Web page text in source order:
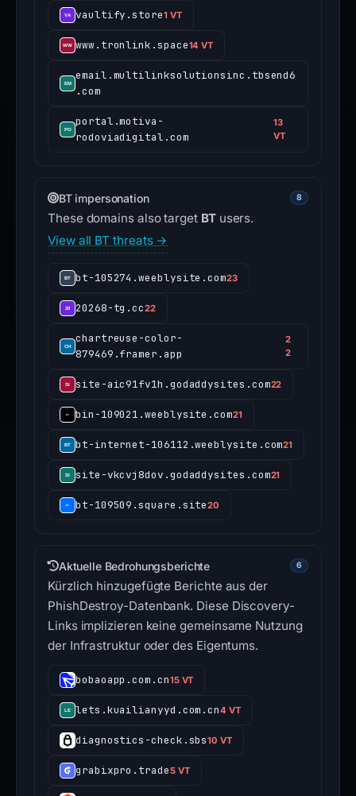
vaultify.store1 VT
www.tronlink.space14 VT
email.multilinksolutionsinc.tbsend6
.com
portal.motiva-
rodoviadigital.com
13
VT
BT impersonation 8
These domains also target BTusers.
View all BT threats →
bt-105274.weeblysite.com23
20268-tg.cc22
chartreuse-color-
879469.framer.app
2
2
site-aic91fv1h.godaddysites.com22
bin-109021.weeblysite.com21
bt-internet-106112.weeblysite.com21
site-vkcvj8dov.godaddysites.com21
bt-109509.square.site20
Aktuelle Bedrohungsberichte 6
Kürzlich hinzugefügte Berichte aus der
PhishDestroy-Datenbank. Diese Discovery-
Links implizieren keine gemeinsame Nutzung
der Infrastruktur oder des Eigentums.
bobaoapp.com.cn15 VT
lets.kuailianyyd.com.cn4 VT
diagnostics-check.sbs10 VT
grabixpro.trade5 VT